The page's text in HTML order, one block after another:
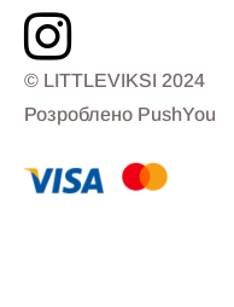
© LITTLEVIKSI 2024
Розроблено PushYou